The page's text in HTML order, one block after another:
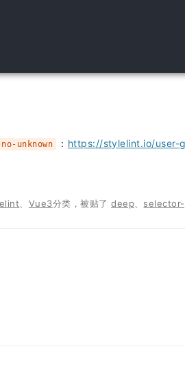
unknown ： https://stylelint.io/user-
Vue3分类，被贴了deep